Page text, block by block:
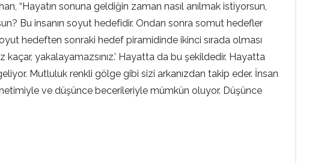
“Hayatın sonuna geldiğin zaman nasıl anılmak istiyorsun,
Bu insanın soyut hedefidir. Ondan sonra somut hedefler
hedeften sonraki hedef piramidinde ikinci sırada olması
yakalayamazsınız.’ Hayatta da bu şekildedir. Hayatta
Mutluluk renkli gölge gibi sizi arkanızdan takip eder. İnsan
ve düşünce becerileriyle mümkün oluyor. Düşünce